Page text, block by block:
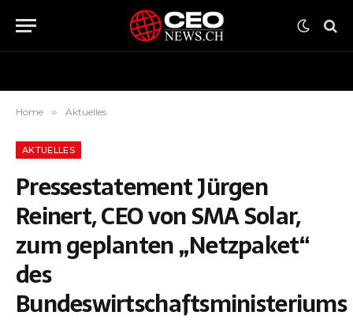
Home » Aktuelles
AKTUELLES
Pressestatement Jürgen
Reinert, CEO von SMA Solar,
zum geplanten „Netzpaket“
des
Bundeswirtschaftsministeriums